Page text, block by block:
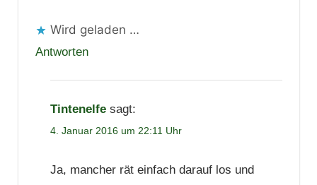
Wird geladen …
Antworten
Tintenelfe sagt:
4. Januar 2016 um 22:11 Uhr
Ja, mancher rät einfach darauf los und